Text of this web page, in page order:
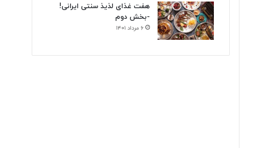
هفت غذای لذیذ سنتی ایرانی!
-بخش دوم
۶ مرداد ۱۴۰۱